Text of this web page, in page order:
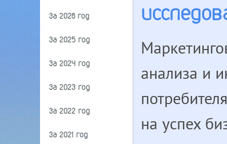
За 2026 год
За 2025 год
За 2024 год
За 2023 год
За 2022 год
За 2021 год
анализа и
на успех